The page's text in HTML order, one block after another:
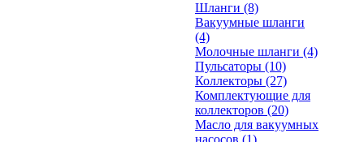
Шланги (8)
Вакуумные шланги
(4)
Молочные шланги (4)
Пульсаторы (10)
Коллекторы (27)
Комплектующие для
коллекторов (20)
Масло для вакуумных
насосов (1)